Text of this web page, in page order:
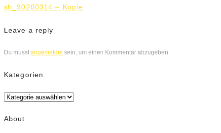
Beitrags-
Navigation
sh_90200314 – Kopie
Leave a reply
Du musst angemeldetsein, um einen Kommentar abzugeben.
Kategorien
Kategorien
About